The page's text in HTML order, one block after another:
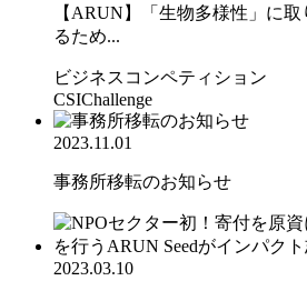
【ARUN】「生物多様性」に
るため...
ビジネスコンペティション
CSIChallenge
2023.11.01
事務所移転のお知らせ
2023.03.10